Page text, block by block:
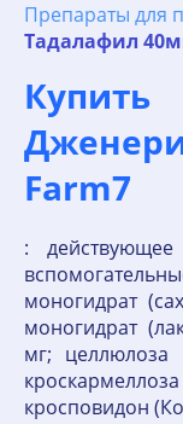
Препараты для
Тадалафил
Farm7
:
моногидрат
моногидрат
мг; целлюлоза
кросповидон